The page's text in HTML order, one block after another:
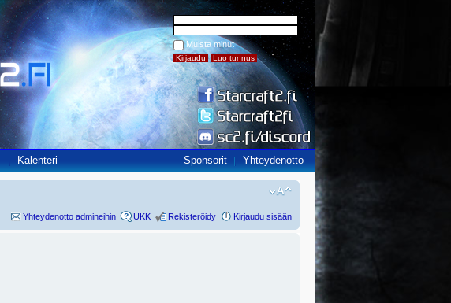
Muista minut
Kalenteri Sponsorit Yhteydenotto
Yhteydenotto admineihin UKK Rekisteröidy Kirjaudu sisään